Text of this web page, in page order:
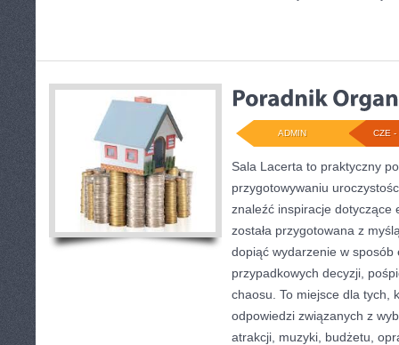
CZE -
ADMIN
Sala Lacerta to praktyczny
przygotowywaniu
znaleźć inspiracje dotyczące
została przygotowana z
dopiąć wydarzenie w sposób
przypadkowych decyzji,
chaosu. To miejsce dla tych,
odpowiedzi związanych z
atrakcji, muzyki, budżetu,